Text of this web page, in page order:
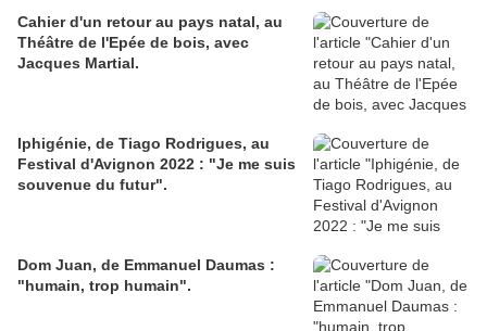
Cahier d'un retour au pays natal, au
Théâtre de l'Epée de bois, avec
Jacques Martial.
Iphigénie, de Tiago Rodrigues, au
Festival d'Avignon 2022 : "Je me suis
souvenue du futur".
Dom Juan, de Emmanuel Daumas :
"humain, trop humain".